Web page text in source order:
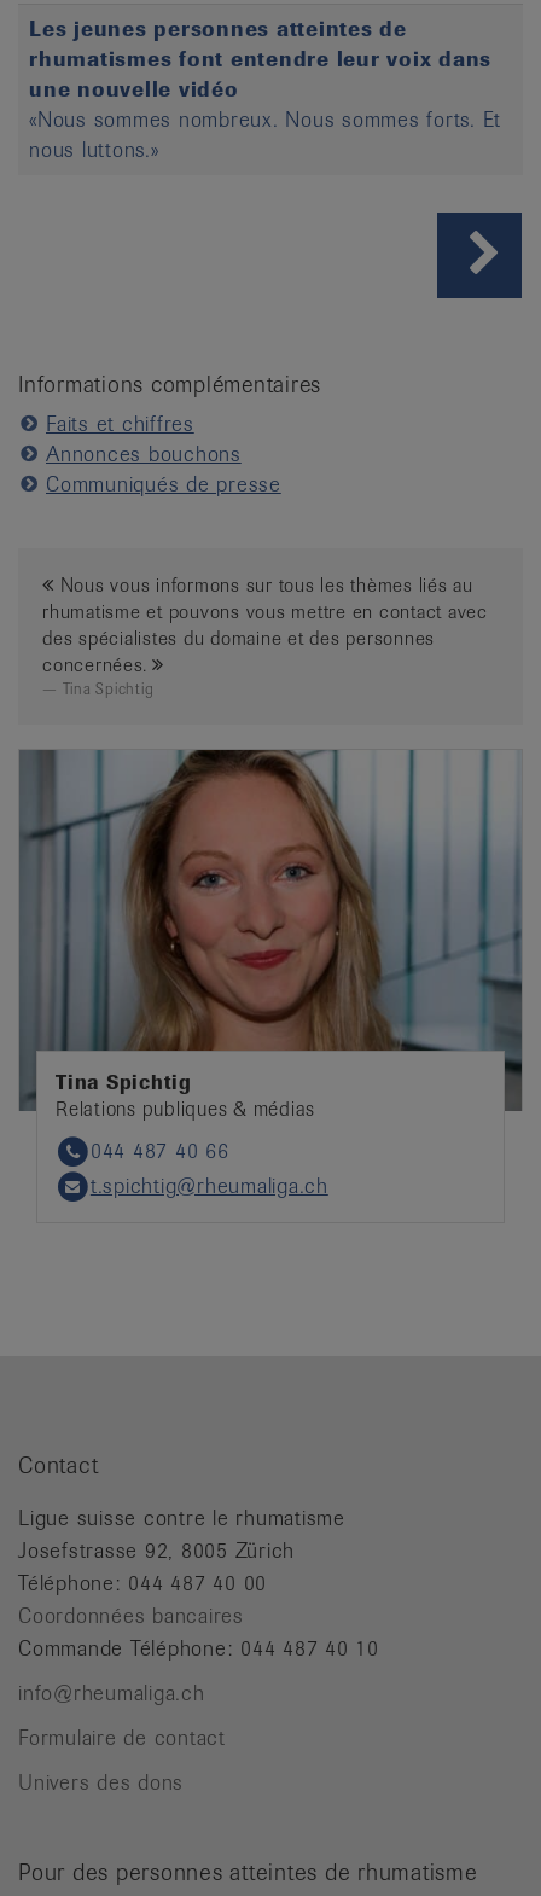
Les jeunes personnes atteintes de
rhumatismes font entendre leur voix dans
une nouvelle vidéo
«Nous sommes nombreux. Nous sommes forts. Et
nous luttons.»
Informations complémentaires
Faits et chiffres
Annonces bouchons
Communiqués de presse
Nous vous informons sur tous les thèmes liés au
rhumatisme et pouvons vous mettre en contact avec
des spécialistes du domaine et des personnes
concernées.
Tina Spichtig
Tina Spichtig
Relations publiques & médias
Phone044 487 40 66
Emailt.spichtig@rheumaliga.ch
Contact
Ligue suisse contre le rhumatisme
Josefstrasse 92, 8005 Zürich
Téléphone: 044 487 40 00
Coordonnées bancaires
Commande Téléphone: 044 487 40 10
info@rheumaliga.ch
Formulaire de contact
Univers des dons
Pour des personnes atteintes de rhumatisme